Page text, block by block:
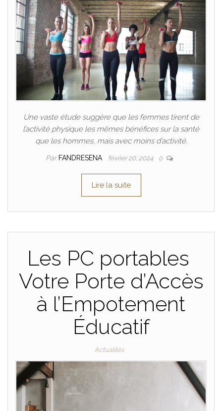
Une vaste étude suggère que les femmes tirent de
l’activité physique les mêmes bénéfices sur la santé
que les hommes, mais avec moins d’activité.
Par FANDRESENA février 20, 2024 0
Lire la suite
Les PC portables
Votre Porte d’Accès
à l’Empotement
Éducatif
Actualités